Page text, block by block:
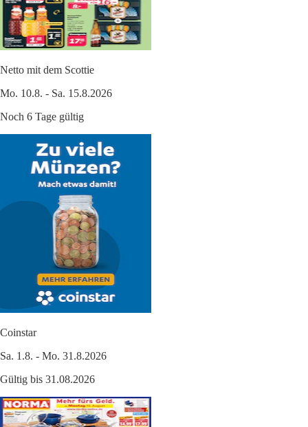
Netto mit dem Scottie
Mo. 10.8. - Sa. 15.8.2026
Noch 6 Tage gültig
Coinstar
Sa. 1.8. - Mo. 31.8.2026
Gültig bis 31.08.2026